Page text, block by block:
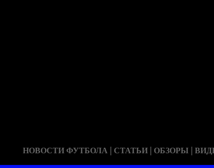
НОВОСТИ ФУТБОЛА | СТАТЬИ | ОБЗОРЫ |